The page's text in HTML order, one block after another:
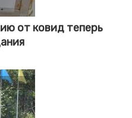
от ковид теперь